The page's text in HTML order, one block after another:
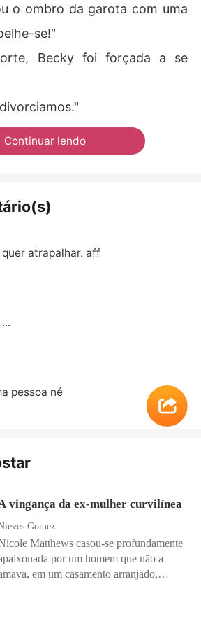
o ombro da garota com uma
se!"
Becky foi forçada a se
Continuar lendo
atrapalhar. aff
pessoa né
vingança da ex-mulher curvilínea
Gomez
Matthews casou-se profundamente
por um homem que não a
em um casamento arranjado,